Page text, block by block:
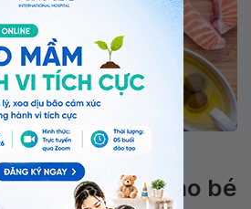
một số loại thực phẩm
uống DHA cho bé